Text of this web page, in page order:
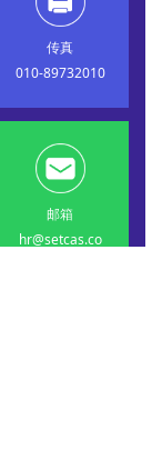
传真
010-89732010
邮箱
hr@setcas.co